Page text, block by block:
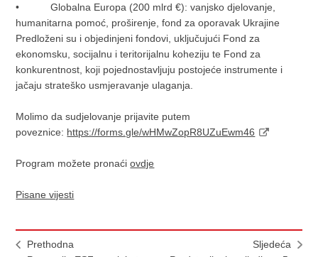
• Globalna Europa (200 mlrd €): vanjsko djelovanje,
humanitarna pomoć, proširenje, fond za oporavak Ukrajine
Predloženi su i objedinjeni fondovi, uključujući Fond za
ekonomsku, socijalnu i teritorijalnu koheziju te Fond za
konkurentnost, koji pojednostavljuju postojeće instrumente i
jačaju strateško usmjeravanje ulaganja.
Molimo da sudjelovanje prijavite putem
poveznice: https://forms.gle/wHMwZopR8UZuEwm46
Program možete pronaćiovdje
Pisane vijesti
Prethodna
Sljedeća